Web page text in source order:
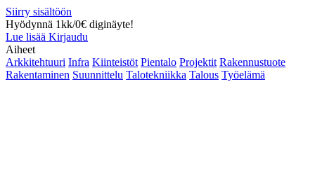
Siirry sisältöön
Hyödynnä 1kk/0€ diginäyte!
Lue lisää Kirjaudu
Aiheet
Arkkitehtuuri Infra Kiinteistöt Pientalo Projektit Rakennustuote
Rakentaminen Suunnittelu Talotekniikka Talous Työelämä